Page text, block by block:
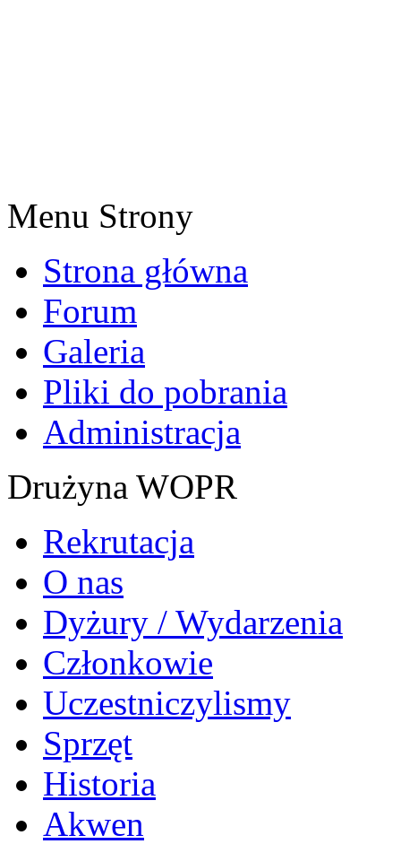
Menu Strony
Strona główna
Forum
Galeria
Pliki do pobrania
Administracja
Drużyna WOPR
Rekrutacja
O nas
Dyżury / Wydarzenia
Członkowie
Uczestniczylismy
Sprzęt
Historia
Akwen